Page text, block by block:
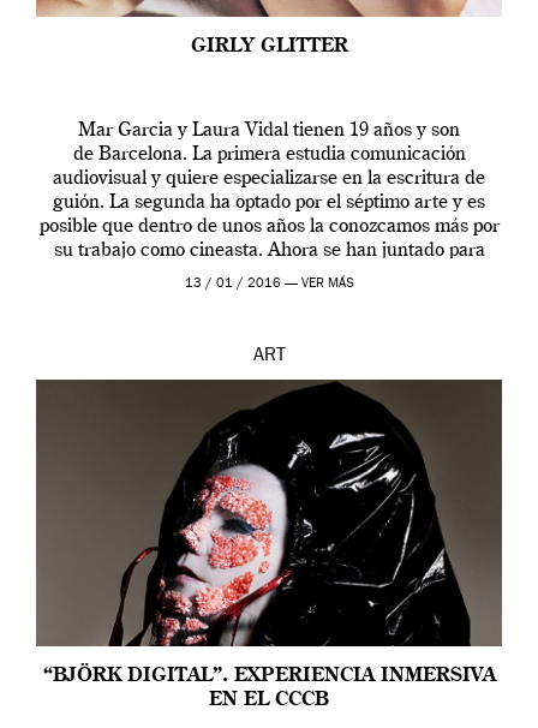
GIRLY GLITTER
Mar Garcia y Laura Vidal tienen 19 años y son
de Barcelona. La primera estudia comunicación
audiovisual y quiere especializarse en la escritura de
guión. La segunda ha optado por el séptimo arte y es
posible que dentro de unos años la conozcamos más por
su trabajo como cineasta. Ahora se han juntado para
contarnos una […]
13 / 01 / 2016 — VER MÁS
ART
“BJÖRK DIGITAL”. EXPERIENCIA INMERSIVA
EN EL CCCB